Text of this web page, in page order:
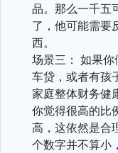
品。那么一千五
了，他可能需要
西。
场景三： 如果你
车贷，或者有孩
家庭整体财务健
你觉得很高的比
高，这依然是合
个数字并不算小